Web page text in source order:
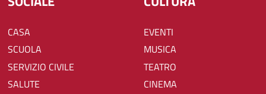
CASA
SCUOLA
SERVIZIO CIVILE
SALUTE
EVENTI
MUSICA
TEATRO
CINEMA